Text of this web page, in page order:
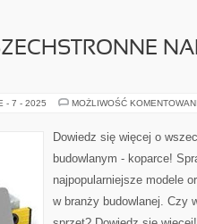
- 7 - 2025 MOŻLIWOŚĆ
Dowiedz się więcej o
budowlanym - koparce!
najpopularniejsze modele
w branży budowlanej. Czy